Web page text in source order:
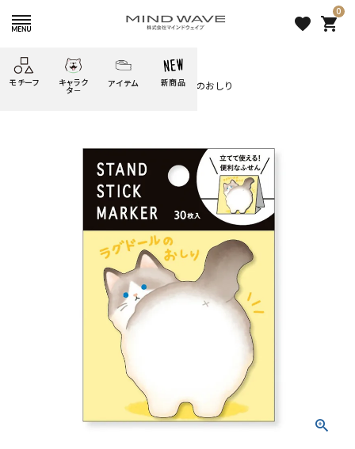
favorite
0
shopping_cart
モチーフ キャラク
タ－
ぴよこ豆
うさぎの
ムーちゃん
だっとちゃん ばいばいべあ
ようこそ
かわうそ
ゆるあにまる
ツンダちゃん ウサコレフレンズ
一期一会
アイテム
ふせん 紙文具
文具小物 筆記用具等
雑貨
モバイル
アイテム
新商品 search
スタンドスティックマーカー ラ
HOME
すべての商品
スタンドスティックマーカー ラグドールのおしり